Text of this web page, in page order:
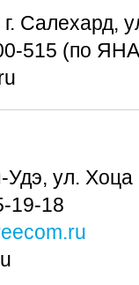
Салехард,
515 (по
Удэ, ул.
19-18